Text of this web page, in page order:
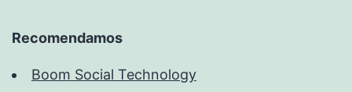
Recomendamos
Boom Social Technology